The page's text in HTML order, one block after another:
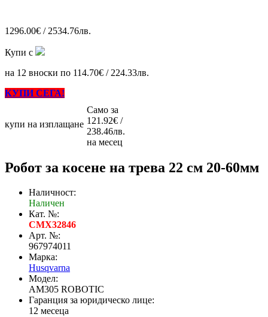
1296.00€ / 2534.76лв.
Купи с
на 12 вноски по 114.70€ / 224.33лв.
КУПИ СЕГА!
купи на изплащане
Само за
121.92€ /
238.46лв.
на месец
Робот за косене на трева 22 см 20-60мм
Наличност:
Наличен
Кат. №:
CMX32846
Арт. №:
967974011
Марка:
Husqvarna
Модел:
AM305 ROBOTIC
Гаранция за юридическо лице:
12 месеца